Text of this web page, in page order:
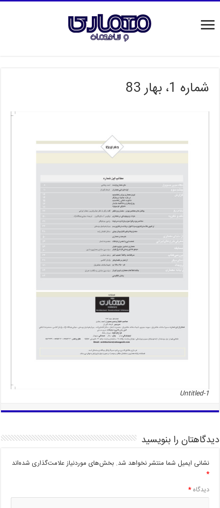
شماره 1، بهار 83
Untitled-1
دیدگاهتان را بنویسید
نشانی ایمیل شما منتشر نخواهد شد. بخش‌های موردنیاز علامت‌گذاری شده‌اند
*
دیدگاه*